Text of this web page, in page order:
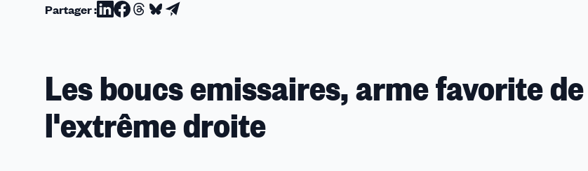
Partager :Partager
Partager
Partager
Partager
Partager
Les boucs emissaires, arme favorite de
l'extrême droite